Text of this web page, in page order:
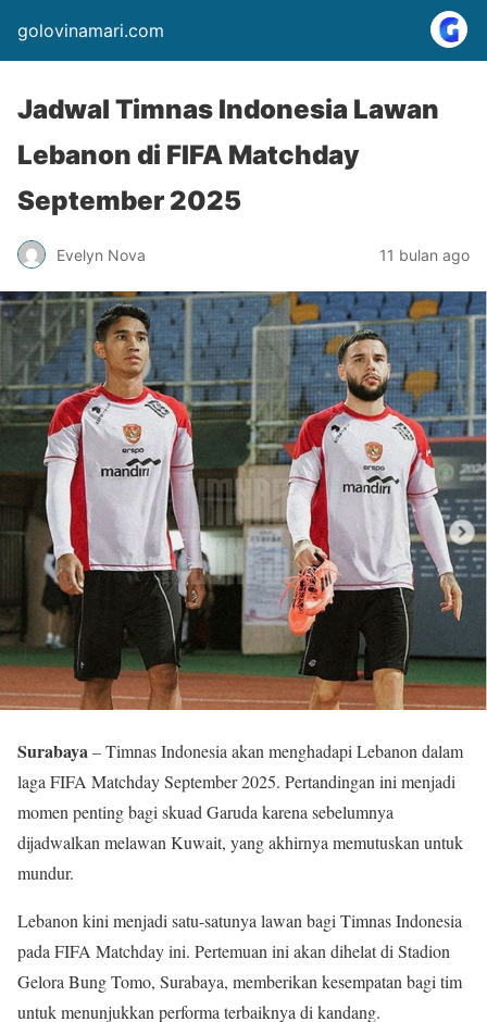
golovinamari.com
Jadwal Timnas Indonesia Lawan
Lebanon di FIFA Matchday
September 2025
Evelyn Nova 11 bulan ago
Surabaya– Timnas Indonesia akan menghadapi Lebanon dalam
laga FIFA Matchday September 2025. Pertandingan ini menjadi
momen penting bagi skuad Garuda karena sebelumnya
dijadwalkan melawan Kuwait, yang akhirnya memutuskan untuk
mundur.
Lebanon kini menjadi satu-satunya lawan bagi Timnas Indonesia
pada FIFA Matchday ini. Pertemuan ini akan dihelat di Stadion
Gelora Bung Tomo, Surabaya, memberikan kesempatan bagi tim
untuk menunjukkan performa terbaiknya di kandang.